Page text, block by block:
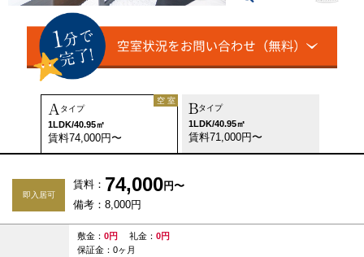
A タイプ
1LDK/40.95㎡
賃料74,000円〜
空 室
Bタイプ
1LDK/40.95㎡
賃料71,000円〜
即入居可
賃料： 74,000円〜
備考：8,000円
敷金： 0円 礼金： 0円
保証金：0ヶ月